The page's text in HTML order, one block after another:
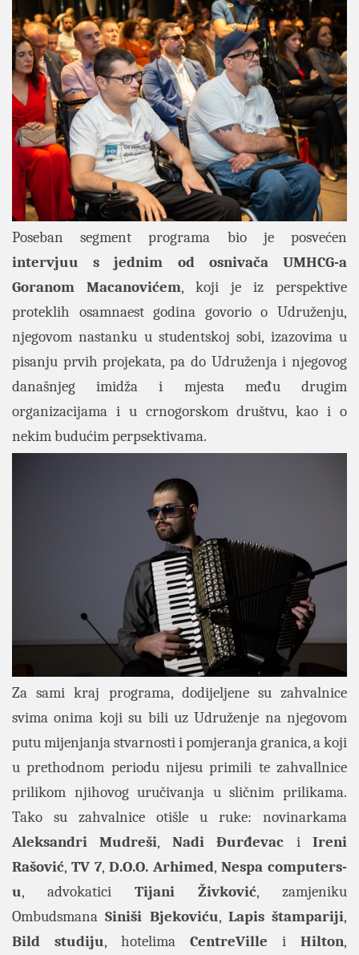
Poseban segment programa bio je posvećen
intervjuu s jednim od osnivača UMHCG-a
Goranom Macanovićem, koji je iz perspektive
proteklih osamnaest godina govorio o Udruženju,
njegovom nastanku u studentskoj sobi, izazovima u
pisanju prvih projekata, pa do Udruženja i njegovog
današnjeg imidža i mjesta među drugim
organizacijama i u crnogorskom društvu, kao i o
nekim budućim perpsektivama.
Za sami kraj programa, dodijeljene su zahvalnice
svima onima koji su bili uz Udruženje na njegovom
putu mijenjanja stvarnosti i pomjeranja granica, a koji
u prethodnom periodu nijesu primili te zahvallnice
prilikom njihovog uručivanja u sličnim prilikama.
Tako su zahvalnice otišle u ruke: novinarkama
Aleksandri Mudreši, Nadi Đurđevac iIreni
Rašović, TV 7, D.O.O. Arhimed, Nespa computers-
u, advokatici Tijani Živković, zamjeniku
OmbudsmanaSiniši Bjekoviću, Lapis štampariji,
Bild studiju, hotelima CentreVille i Hilton,